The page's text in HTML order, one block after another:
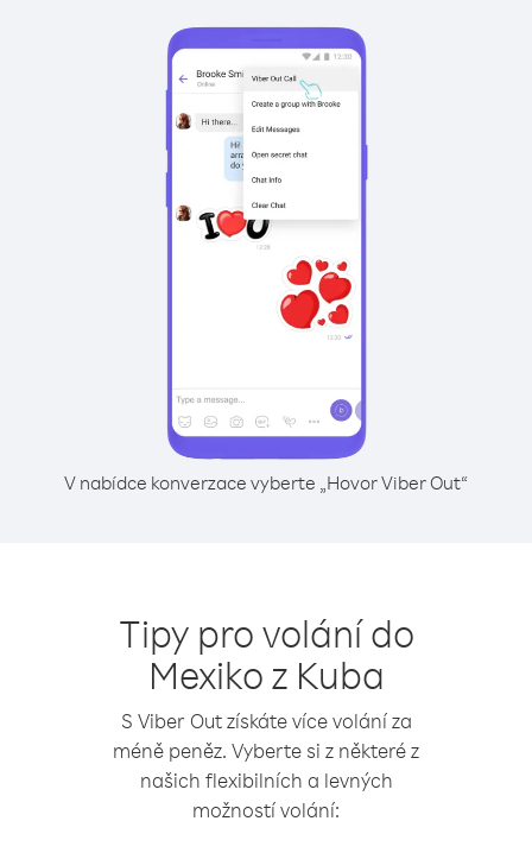
V nabídce konverzace vyberte „Hovor Viber Out“
Tipy pro volání do
Mexiko z Kuba
S Viber Out získáte více volání za
méně peněz. Vyberte si z některé z
našich flexibilních a levných
možností volání: